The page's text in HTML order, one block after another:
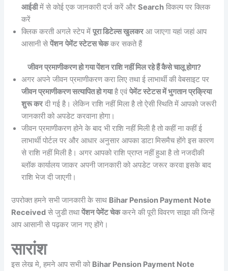
आईडीमें से कोई एक जानकारी दर्ज करें औरSearch विकल्प पर क्लिक
करें
क्लिक करती अगले स्टेप मेंपूरा डिटेल्स खुलकरआ जाएगा यहां जहां आप
आसानी सेपेंशन पेमेंट स्टेटस चेककर सकते हैं
जीवन प्रमाणीकरण हो गया पेंशन राशि नहीं मिल रहे हैं कैसे चालू होगा?
अगर अपने जीवन प्रमाणीकरण करा लिए तथा ई लाभार्थी की वेबसाइट पर
जीवन प्रमाणीकरण सत्यापित हो गयाहै एवंपेमेंट स्टेटस में भुगतान प्रक्रिया
शुरू करदी गई है। लेकिन राशि नहीं मिला है तो ऐसी स्थिति में आपको जरूरी
जानकारी को अपडेट करवाना होगा।
जीवन प्रमाणीकरण होने के बाद भी राशि नहीं मिली है तो कहीं ना कहीं ई
लाभार्थी पोर्टल पर और आधार अनुसार आपका डाटा मिसमैच होंगे इस कारण
से राशि नहीं मिली है। अगर आपको राशि प्राप्त नहीं हुआ है तो नजदीकी
ब्लॉक कार्यालय जाकर अपनी जानकारी को अपडेट जरूर करवा इसके बाद
राशि भेज दी जाएगी।
उपरोक्त हमने सभी जानकारी के साथ Bihar Pension Payment Note
Received से जुडी तथापेंशन पेमेंट चेककरने की पूरी विवरण साझा की जिन्हें
आप आसानी से पढ़कर जान गए होंगे।
सारांश
इस लेख मे, हमने आप सभी को Bihar Pension Payment Note